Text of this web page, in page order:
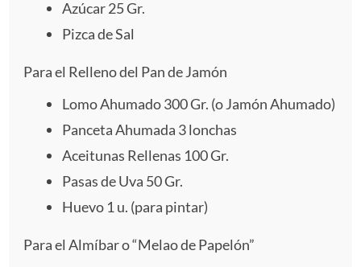
s
s
s
s
Azúcar 25 Gr.
Pizca de Sal
Para el Relleno del Pan de Jamón
Lomo Ahumado300Gr. (o Jamón Ahumado)
Panceta Ahumada 3lonchas
Aceitunas Rellenas 100Gr.
Pasas de Uva 50 Gr.
Huevo 1u. (para pintar)
Para el Almíbar o “Melao de Papelón”